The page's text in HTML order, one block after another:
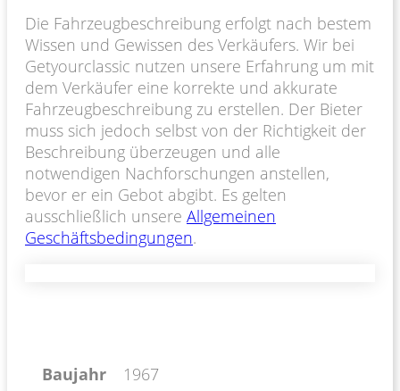
Die Fahrzeugbeschreibung erfolgt nach bestem
Wissen und Gewissen des Verkäufers. Wir bei
Getyourclassic nutzen unsere Erfahrung um mit
dem Verkäufer eine korrekte und akkurate
Fahrzeugbeschreibung zu erstellen. Der Bieter
muss sich jedoch selbst von der Richtigkeit der
Beschreibung überzeugen und alle
notwendigen Nachforschungen anstellen,
bevor er ein Gebot abgibt. Es gelten
ausschließlich unsere Allgemeinen
Geschäftsbedingungen.
Baujahr 1967